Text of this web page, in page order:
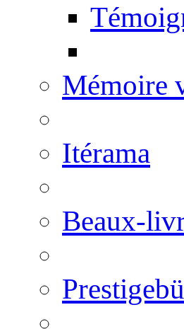
Mémoire
Itérama
Beaux-